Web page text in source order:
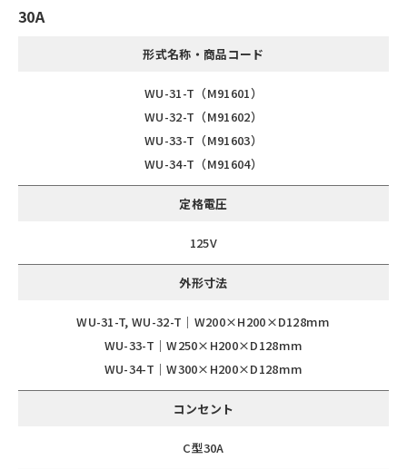
30A
形式名称・商品コード
WU-31-T（M91601）
WU-32-T（M91602）
WU-33-T（M91603）
WU-34-T（M91604）
定格電圧
125V
外形寸法
WU-31-T, WU-32-T｜W200×H200×D128mm
WU-33-T｜W250×H200×D128mm
WU-34-T｜W300×H200×D128mm
コンセント
C型30A